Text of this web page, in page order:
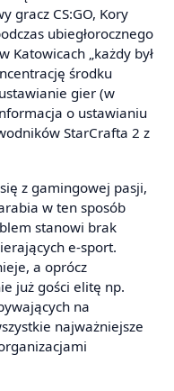
gracz CS:GO, Kory
ubiegłorocznego
Katowicach „każdy był
środku
gier (w
o ustawianiu
StarCrafta 2 z
z gamingowej pasji,
w ten sposób
stanowi brak
e-sport.
a oprócz
już gości elitę np.
na
najważniejsze